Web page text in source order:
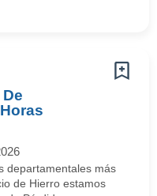
departamentales más
de Hierro estamos